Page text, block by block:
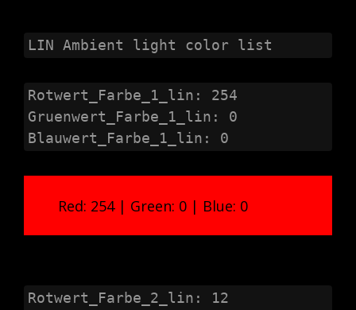
LIN Ambient light color list
Rotwert_Farbe_1_lin: 254
Gruenwert_Farbe_1_lin: 0
Blauwert_Farbe_1_lin: 0
Red: 254 | Green: 0 | Blue: 0
Rotwert_Farbe_2_lin: 12